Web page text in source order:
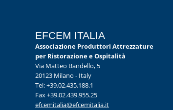
EFCEM ITALIA
Associazione Produttori Attrezzature
per Ristorazione e Ospitalità
Via Matteo Bandello, 5
20123 Milano - Italy
Tel: +39.02.435.188.1
Fax +39.02.439.955.25
efcemitalia@efcemitalia.it